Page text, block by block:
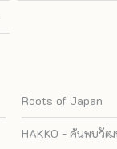
Roots of Japan
HAKKO - ค้นพบวั